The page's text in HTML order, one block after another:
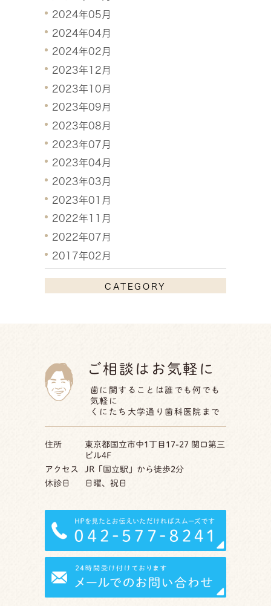
2024年05月
2024年04月
2024年02月
2023年12月
2023年10月
2023年09月
2023年08月
2023年07月
2023年04月
2023年03月
2023年01月
2022年11月
2022年07月
2017年02月
CATEGORY
ご相談はお気軽に
歯に関することは誰でも何でも
気軽に
くにたち大学通り歯科医院まで
住所
東京都国立市中1丁目17-27 関口第三
ビル4F
アクセス
JR「国立駅」から徒歩2分
休診日
日曜、祝日